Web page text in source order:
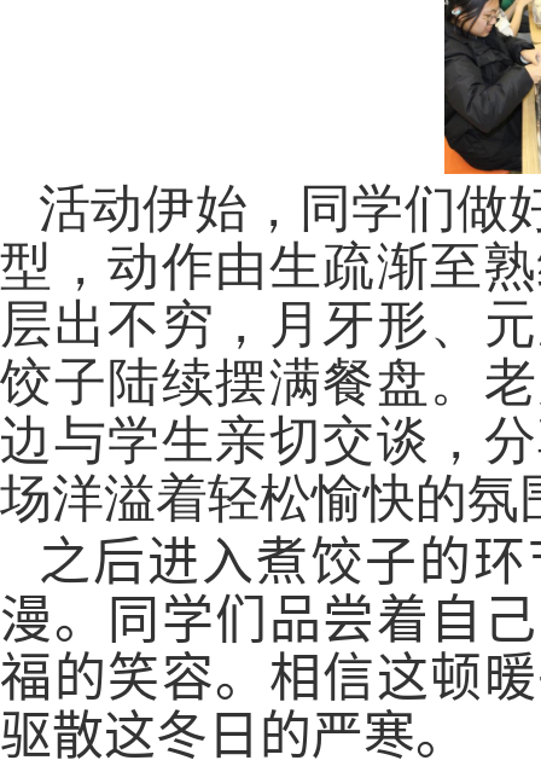
活动伊始，同学们做
型，动作由生疏渐至
层出不穷，月牙形、
饺子陆续摆满餐盘。
边与学生亲切交谈，
场洋溢着轻松愉快的
之后进入煮饺子的
漫。同学们品尝着自
福的笑容。相信这顿
驱散这冬日的严寒。